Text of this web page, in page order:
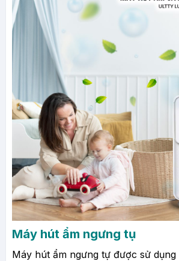
Máy hút ẩm ngưng tụ
Máy hút ẩm ngưng tự được sử